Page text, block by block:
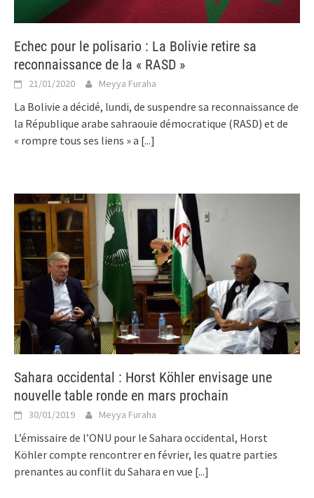
Echec pour le polisario : La Bolivie retire sa
reconnaissance de la « RASD »
21/01/2020 Meyya Furaha
La Bolivie a décidé, lundi, de suspendre sa reconnaissance de
la République arabe sahraouie démocratique (RASD) et de
« rompre tous ses liens » a [...]
Sahara occidental : Horst Köhler envisage une
nouvelle table ronde en mars prochain
30/01/2019 Meyya Furaha
L’émissaire de l’ONU pour le Sahara occidental, Horst
Köhler compte rencontrer en février, les quatre parties
prenantes au conflit du Sahara en vue [...]